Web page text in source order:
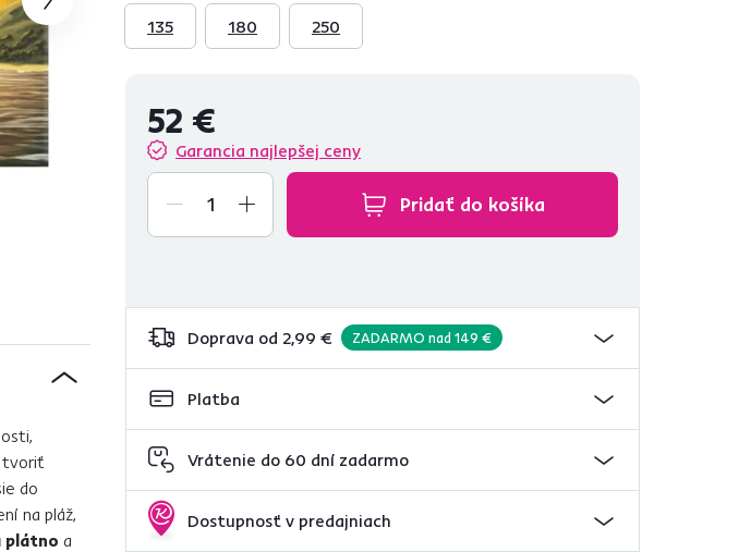
135 180 250
52 €
Garancia najlepšej ceny
Pridať do košíka
Doprava od 2,99 € ZADARMO nad 149 €
Platba
Vrátenie do 60 dní zadarmo
Dostupnosť v predajniach
tvoriť
do
na pláž,
plátno a